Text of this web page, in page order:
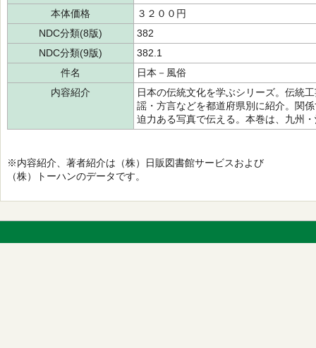
本体価格
３２００円
NDC分類(8版)
382
NDC分類(9版)
382.1
件名
日本－風俗
内容紹介
日本の伝統文化を学ぶシリーズ。伝統
謡・方言などを都道府県別に紹介。関
迫力ある写真で伝える。本巻は、九州
※内容紹介、著者紹介は（株）日販図書館サービスおよび
（株）トーハンのデータです。